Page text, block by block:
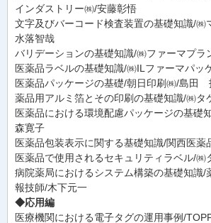
インダストリー㈱/安藤彰悟
文字及びバーコード検査装置の基礎知識/㈱
水落智哉
バリデーションの基礎知識/㈱ファーマプラ
医薬品ラベルの基礎知識/㈱ILファーマパッ
医薬品パッケージの基礎/朝日印刷㈱/島田
薬品用アルミ箔とその印刷の基礎知識/㈱タ
医薬品における環境配慮パッケージの基礎
森寛子
医薬品包装表示に関する基礎知識/関西医薬
医薬品で使用されるセキュリティラベル/㈱
病院薬局におけるシステム構築の基礎知識/
報技師/木下元一
◆応用編
医療機関における電子タグの運用事例/